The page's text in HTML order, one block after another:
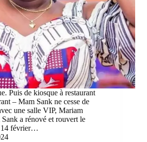
Puis de kiosque à restaurant
– Mam Sank ne cesse de
une salle VIP, Mariam
a rénové et rouvert le
14 février…